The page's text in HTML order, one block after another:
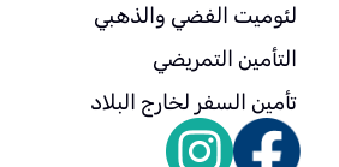
لئوميت الفضي والذهبي
التأمين التمريضي
تأمين السفر لخارج البلاد